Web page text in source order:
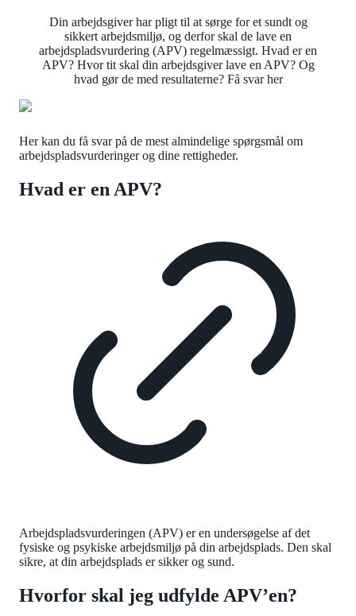
Din arbejdsgiver har pligt til at sørge for et sundt og
sikkert arbejdsmiljø, og derfor skal de lave en
arbejdspladsvurdering (APV) regelmæssigt. Hvad er en
APV? Hvor tit skal din arbejdsgiver lave en APV? Og
hvad gør de med resultaterne? Få svar her
Her kan du få svar på de mest almindelige spørgsmål om
arbejdspladsvurderinger og dine rettigheder.
Hvad er en APV?
Arbejdspladsvurderingen (APV) er en undersøgelse af det
fysiske og psykiske arbejdsmiljø på din arbejdsplads. Den skal
sikre, at din arbejdsplads er sikker og sund.
Hvorfor skal jeg udfylde APV’en?